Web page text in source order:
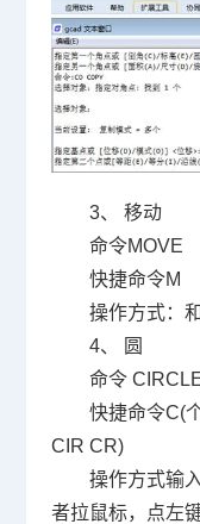
3、 移动
命令MOVE
快捷命令M
操作方式：
4、 圆
命令
快捷命令C(
CIR CR)
操作方式输入
者拉鼠标，点左